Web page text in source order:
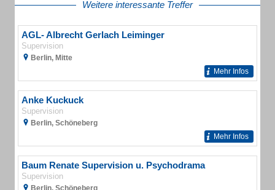
Weitere interessante Treffer
AGL- Albrecht Gerlach Leiminger
Supervision
Berlin, Mitte
Mehr Infos
Anke Kuckuck
Supervision
Berlin, Schöneberg
Mehr Infos
Baum Renate Supervision u. Psychodrama
Supervision
Berlin, Schöneberg